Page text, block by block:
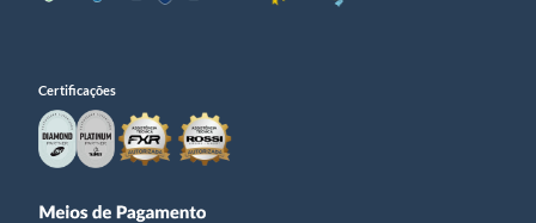
Certificações